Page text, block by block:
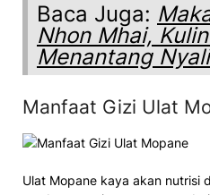
Baca Juga:
Nhon Mhai,
Menantang Nyali
Manfaat Gizi Ulat
Ulat Mopane kaya akan nutrisi